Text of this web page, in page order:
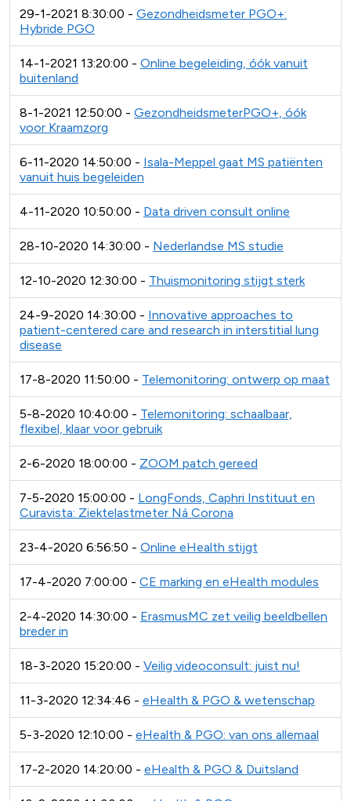
29-1-2021 8:30:00 - Gezondheidsmeter PGO+:
Hybride PGO
14-1-2021 13:20:00 - Online begeleiding, óók vanuit
buitenland
8-1-2021 12:50:00 - GezondheidsmeterPGO+, óók
voor Kraamzorg
6-11-2020 14:50:00 - Isala-Meppel gaat MS patiënten
vanuit huis begeleiden
4-11-2020 10:50:00 - Data driven consult online
28-10-2020 14:30:00 - Nederlandse MS studie
12-10-2020 12:30:00 - Thuismonitoring stijgt sterk
24-9-2020 14:30:00 - Innovative approaches to
patient-centered care and research in interstitial lung
disease
17-8-2020 11:50:00 - Telemonitoring: ontwerp op maat
5-8-2020 10:40:00 - Telemonitoring: schaalbaar,
flexibel, klaar voor gebruik
2-6-2020 18:00:00 - ZOOM patch gereed
7-5-2020 15:00:00 - LongFonds, Caphri Instituut en
Curavista: Ziektelastmeter Ná Corona
23-4-2020 6:56:50 - Online eHealth stijgt
17-4-2020 7:00:00 - CE marking en eHealth modules
2-4-2020 14:30:00 - ErasmusMC zet veilig beeldbellen
breder in
18-3-2020 15:20:00 - Veilig videoconsult: juist nu!
11-3-2020 12:34:46 - eHealth & PGO & wetenschap
5-3-2020 12:10:00 - eHealth & PGO: van ons allemaal
17-2-2020 14:20:00 - eHealth & PGO & Duitsland